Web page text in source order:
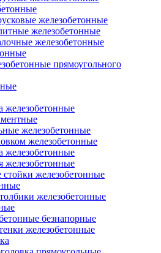
железобетонные
железобетонные
железобетонные
прямоугольного
железобетонные
железобетонные
железобетонные
железобетонные
железобетонные
железобетонные
железобетонные
безнапорные
железобетонные